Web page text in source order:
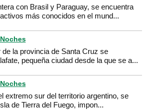
con Brasil y Paraguay, se encuentra
más conocidos en el mund...
de la provincia de Santa Cruz se
pequeña ciudad desde la que se a...
extremo sur del territorio argentino, se
de Tierra del Fuego, impon...